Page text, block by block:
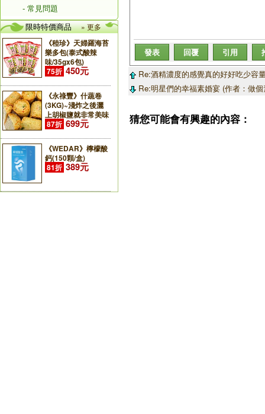
- 常見問題
限時特價商品
» 更多
《稑珍》天婦羅海苔
樂多包(泰式酸辣
味/35gx6包)
75折 450元
《永祿豐》什蔬卷
(3KG)~淺炸之後灑
上胡椒鹽就非常美味
87折 699元
《WEDAR》檸檬酸
鈣(150顆/盒)
81折 389元
發表 回覆 引用
Re:酒精濃度的感覺真的好好吃少容
Re:明星們的幸福素婚宴 (作者：做
猜您可能會有興趣的內容：